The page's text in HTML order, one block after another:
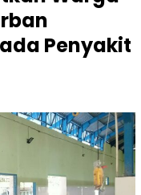
Penyakit